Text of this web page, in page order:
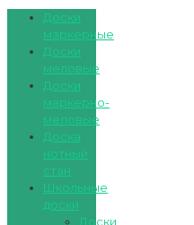
Доски
маркерные
Доски
меловые
Доски
маркерно-
меловые
Доска
нотный
стан
Школьные
доски
Доски